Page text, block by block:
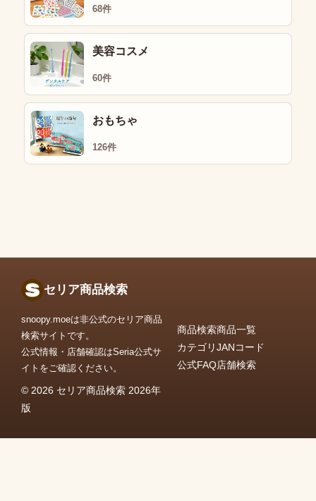
68件
美容コスメ
60件
おもちゃ
126件
セリア商品検索
snoopy.moeは非公式のセリア商品
検索サイトです。
公式情報・店舗確認はSeria公式サ
イトをご確認ください。
© 2026 セリア商品検索 2026年
版
商品検索商品一覧
カテゴリJANコード
公式FAQ店舗検索